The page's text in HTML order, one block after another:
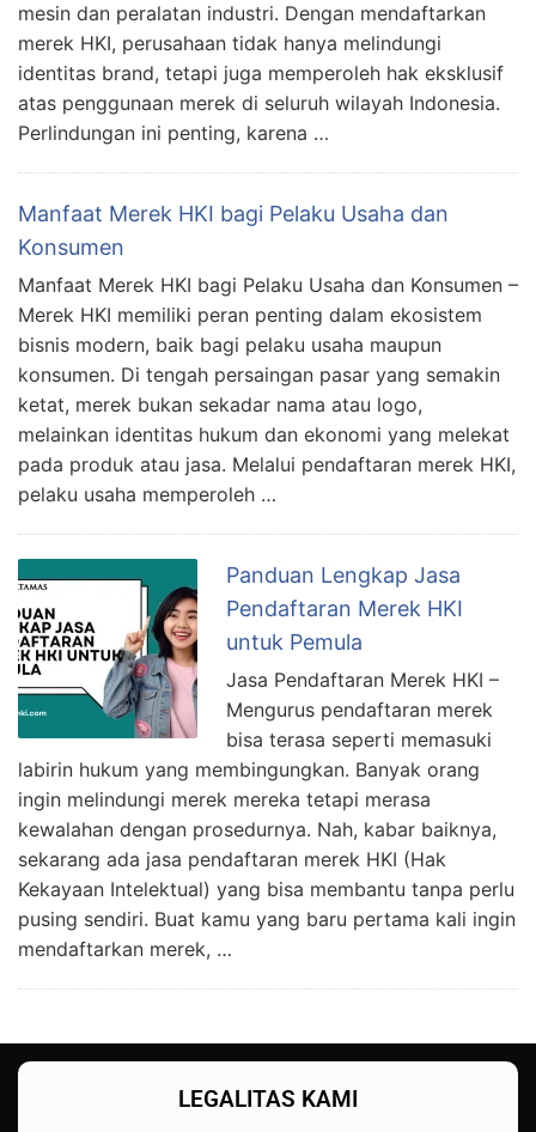
mesin dan peralatan industri. Dengan mendaftarkan
merek HKI, perusahaan tidak hanya melindungi
identitas brand, tetapi juga memperoleh hak eksklusif
atas penggunaan merek di seluruh wilayah Indonesia.
Perlindungan ini penting, karena …
Manfaat Merek HKI bagi Pelaku Usaha dan
Konsumen
Manfaat Merek HKI bagi Pelaku Usaha dan Konsumen –
Merek HKI memiliki peran penting dalam ekosistem
bisnis modern, baik bagi pelaku usaha maupun
konsumen. Di tengah persaingan pasar yang semakin
ketat, merek bukan sekadar nama atau logo,
melainkan identitas hukum dan ekonomi yang melekat
pada produk atau jasa. Melalui pendaftaran merek HKI,
pelaku usaha memperoleh …
Panduan Lengkap Jasa
Pendaftaran Merek HKI
untuk Pemula
Jasa Pendaftaran Merek HKI –
Mengurus pendaftaran merek
bisa terasa seperti memasuki
labirin hukum yang membingungkan. Banyak orang
ingin melindungi merek mereka tetapi merasa
kewalahan dengan prosedurnya. Nah, kabar baiknya,
sekarang ada jasa pendaftaran merek HKI (Hak
Kekayaan Intelektual) yang bisa membantu tanpa perlu
pusing sendiri. Buat kamu yang baru pertama kali ingin
mendaftarkan merek, …
LEGALITAS KAMI